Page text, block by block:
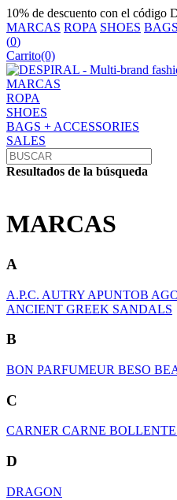
10% de descuento con el código
MARCAS ROPA SHOES
(0)
Carrito(0)
MARCAS
ROPA
SHOES
BAGS + ACCESSORIES
SALES
Resultados de la búsqueda
MARCAS
A
A.P.C. AUTRY APUNTOB
ANCIENT GREEK SANDALS
B
BON PARFUMEUR BESO
C
CARNER CARNE BOLLENTE
D
DRAGON